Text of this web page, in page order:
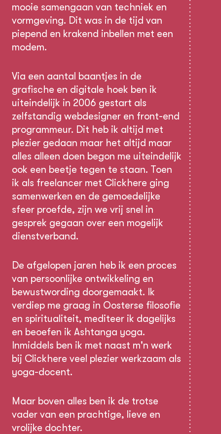
mooie samengaan van techniek en
vormgeving. Dit was in de tijd van
piepend en krakend inbellen met een
modem.
Via een aantal baantjes in de
grafische en digitale hoek ben ik
uiteindelijk in 2006 gestart als
zelfstandig webdesigner en front-end
programmeur. Dit heb ik altijd met
plezier gedaan maar het altijd maar
alles alleen doen begon me uiteindelijk
ook een beetje tegen te staan. Toen
ik als freelancer met Clickhere ging
samenwerken en de gemoedelijke
sfeer proefde, zijn we vrij snel in
gesprek gegaan over een mogelijk
dienstverband.
De afgelopen jaren heb ik een proces
van persoonlijke ontwikkeling en
bewustwording doorgemaakt. Ik
verdiep me graag in Oosterse filosofie
en spiritualiteit, mediteer ik dagelijks
en beoefen ik Ashtanga yoga.
Inmiddels ben ik met naast m'n werk
bij Clickhere veel plezier werkzaam als
yoga-docent.
Maar boven alles ben ik de trotse
vader van een prachtige, lieve en
vrolijke dochter.